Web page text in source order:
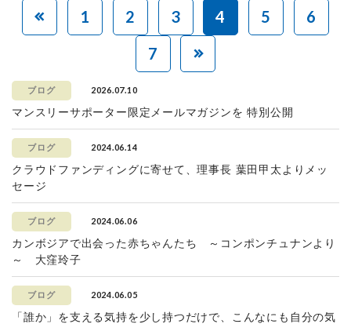
1 2 3 4 5
6
7
ブログ 2026.07.10
マンスリーサポーター限定メールマガジンを 特別公開
ブログ 2024.06.14
クラウドファンディングに寄せて、理事長 葉田甲太よりメッ
セージ
ブログ 2024.06.06
カンボジアで出会った赤ちゃんたち ～コンポンチュナンより
～ 大窪玲子
ブログ 2024.06.05
「誰か」を支える気持を少し持つだけで、こんなにも自分の気